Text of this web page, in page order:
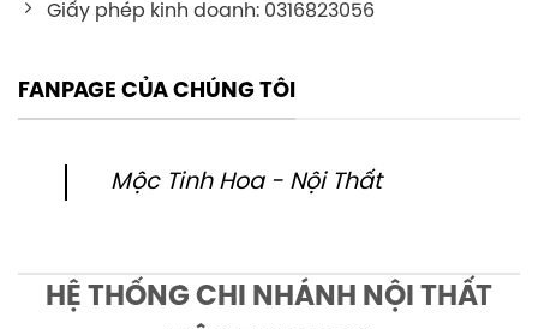
Giấy phép kinh doanh: 0316823056
FANPAGE CỦA CHÚNG TÔI
Mộc Tinh Hoa - Nội Thất
HỆ THỐNG CHI NHÁNH NỘI THẤT